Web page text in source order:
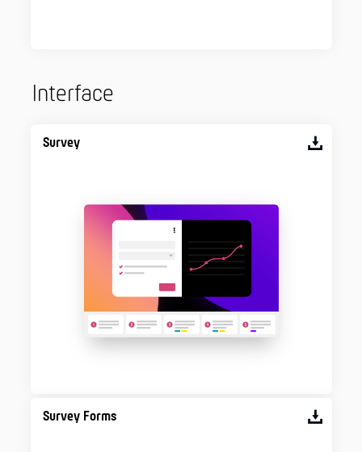
Interface
Survey
Survey Forms